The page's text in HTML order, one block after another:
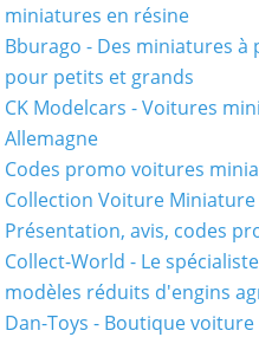
miniatures en résine
Bburago - Des miniatures à
pour petits et grands
CK Modelcars - Voitures
Allemagne
Codes promo voitures
Collection Voiture Miniature
Présentation, avis, codes
Collect-World - Le
modèles réduits d'engins
Dan-Toys - Boutique